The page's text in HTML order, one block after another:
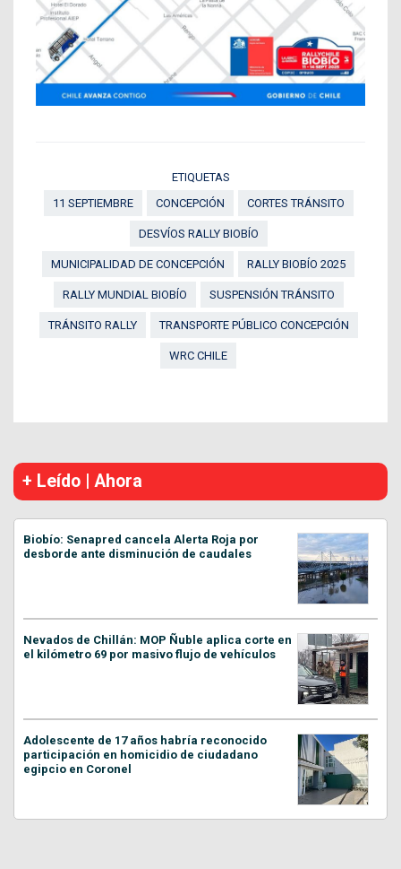
ETIQUETAS
11 SEPTIEMBRE
CONCEPCIÓN CORTES TRÁNSITO
DESVÍOS RALLY BIOBÍO
MUNICIPALIDAD DE CONCEPCIÓN RALLY BIOBÍO 2025
RALLY MUNDIAL BIOBÍO SUSPENSIÓN TRÁNSITO
TRÁNSITO RALLY TRANSPORTE PÚBLICO CONCEPCIÓN
WRC CHILE
+ Leído | Ahora
Biobío: Senapred cancela Alerta Roja por
desborde ante disminución de caudales
Nevados de Chillán: MOP Ñuble aplica corte en
el kilómetro 69 por masivo flujo de vehículos
Adolescente de 17 años habría reconocido
participación en homicidio de ciudadano
egipcio en Coronel